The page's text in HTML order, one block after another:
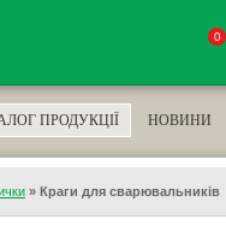
0
ПРОДУКЦІЇ
НОВИНИ
» Краги для сварювальників